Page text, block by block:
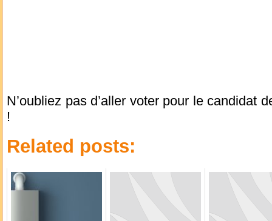
N’oubliez pas d’aller voter pour le candidat
!
Related posts: